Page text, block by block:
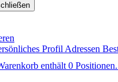
Profil Adressen
enthält 0